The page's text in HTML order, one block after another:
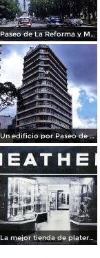
Paseo de La Reforma y Mto a La Independencia 1950
Un edificio por Paseo de La Reforma 1950
La mejor tienda de plateria.